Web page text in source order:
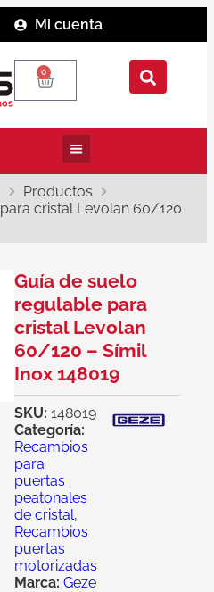
Mi cuenta
0
Productos
cristal Levolan 60/120
Guía de suelo
regulable para
cristal Levolan
60/120 – Símil
Inox 148019
SKU: 148019
Categoría:
Recambios
para
puertas
peatonales
de cristal,
Recambios
puertas
motorizadas
Marca: Geze